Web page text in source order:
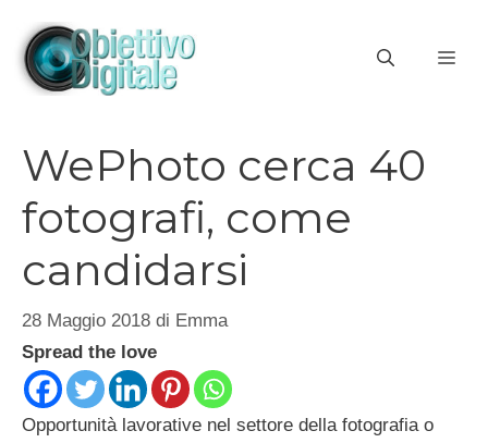
contenuto
WePhoto cerca 40
fotografi, come
candidarsi
28 Maggio 2018 di Emma
Spread the love
Opportunità lavorative nel settore della fotografia o